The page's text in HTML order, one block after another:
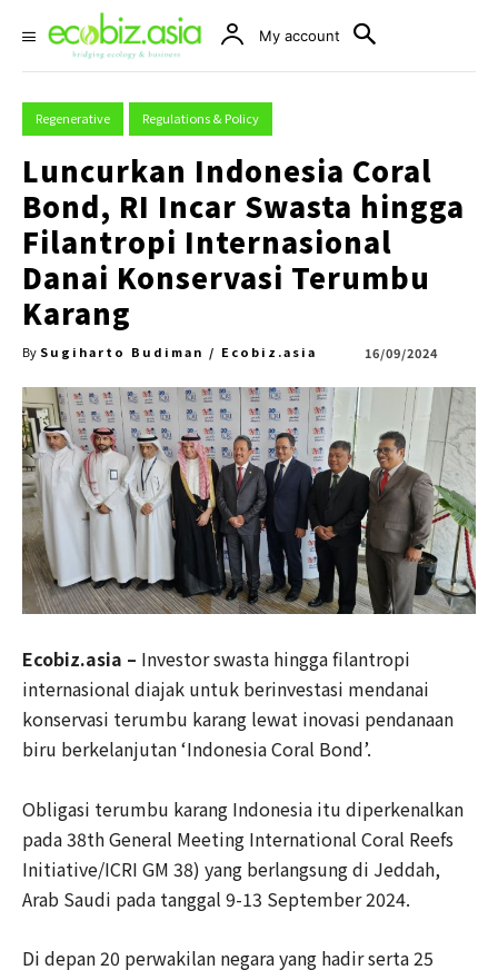
My account
Regenerative Regulations & Policy
Luncurkan Indonesia Coral
Bond, RI Incar Swasta hingga
Filantropi Internasional
Danai Konservasi Terumbu
Karang
By Sugiharto Budiman / Ecobiz.asia 16/09/2024
Ecobiz.asia – Investor swasta hingga filantropi
internasional diajak untuk berinvestasi mendanai
konservasi terumbu karang lewat inovasi pendanaan
biru berkelanjutan ‘Indonesia Coral Bond’.
Obligasi terumbu karang Indonesia itu diperkenalkan
pada 38th General Meeting International Coral Reefs
Initiative/ICRI GM 38) yang berlangsung di Jeddah,
Arab Saudi pada tanggal 9-13 September 2024.
Di depan 20 perwakilan negara yang hadir serta 25